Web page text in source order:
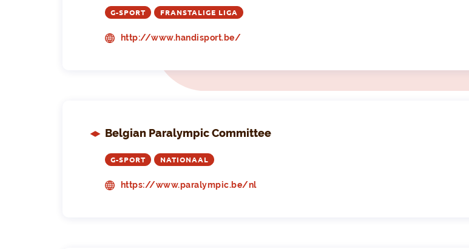
G-SPORT FRANSTALIGE LIGA
http://www.handisport.be/
Belgian Paralympic Committee
G-SPORT NATIONAAL
https://www.paralympic.be/nl